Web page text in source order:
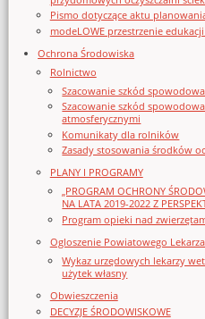
Pismo dotyczące aktu
modeLOWE przestrzenie
Ochrona Środowiska
Rolnictwo
Szacowanie szkód
Szacowanie szkód
atmosferycznymi
Komunikaty dla rolników
Zasady stosowania środków
PLANY I PROGRAMY
„PROGRAM OCHRONY
NA LATA 2019-2022 Z
Program opieki nad
Ogloszenie Powiatowego
Wykaz urzędowych lekarzy
użytek własny
Obwieszczenia
DECYZJE ŚRODOWISKOWE